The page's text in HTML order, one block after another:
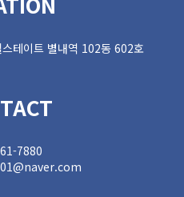
테이트 별내역 102동 602호
7880